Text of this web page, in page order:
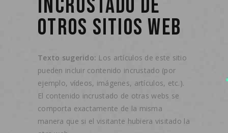
INCRUSTADO DE
OTROS SITIOS WEB
Texto sugerido: Los artículos de este sitio
pueden incluir contenido incrustado (por
ejemplo, vídeos, imágenes, artículos, etc.).
El contenido incrustado de otras webs se
comporta exactamente de la misma
manera que si el visitante hubiera visitado la